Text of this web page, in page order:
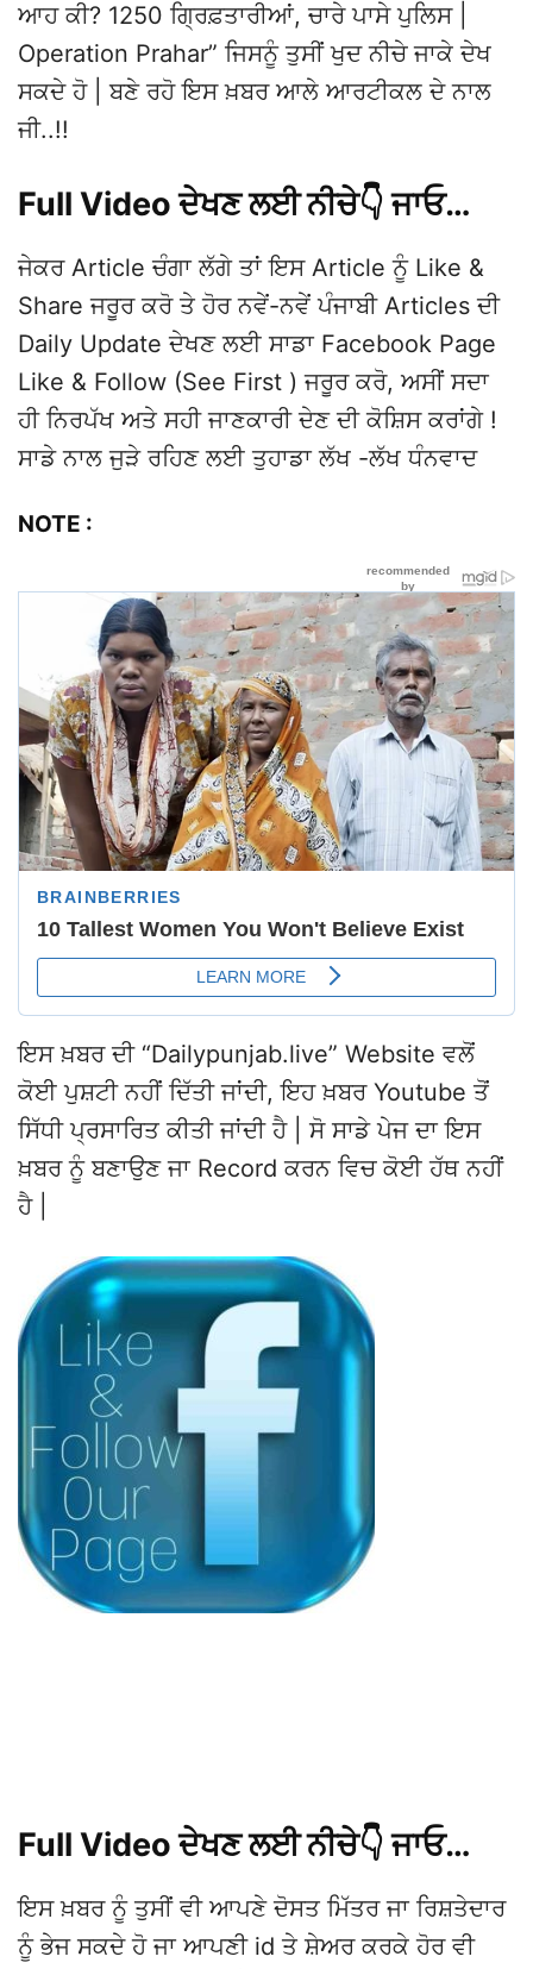
ਆਹ ਕੀ? 1250 ਗ੍ਰਿਫ਼ਤਾਰੀਆਂ, ਚਾਰੇ ਪਾਸੇ ਪੁਲਿਸ |
Operation Prahar” ਜਿਸਨੂੰ ਤੁਸੀਂ ਖੁਦ ਨੀਚੇ ਜਾਕੇ ਦੇਖ
ਸਕਦੇ ਹੋ | ਬਣੇ ਰਹੋ ਇਸ ਖ਼ਬਰ ਆਲੇ ਆਰਟੀਕਲ ਦੇ ਨਾਲ
ਜੀ..!!
Full Video ਦੇਖਣ ਲਈ ਨੀਚੇ👇 ਜਾਓ…
ਜੇਕਰ Article ਚੰਗਾ ਲੱਗੇ ਤਾਂ ਇਸ Article ਨੂੰ Like &
Share ਜਰੂਰ ਕਰੋ ਤੇ ਹੋਰ ਨਵੇਂ-ਨਵੇਂ ਪੰਜਾਬੀ Articles ਦੀ
Daily Update ਦੇਖਣ ਲਈ ਸਾਡਾ Facebook Page
Like & Follow (See First ) ਜਰੂਰ ਕਰੋ, ਅਸੀਂ ਸਦਾ
ਹੀ ਨਿਰਪੱਖ ਅਤੇ ਸਹੀ ਜਾਣਕਾਰੀ ਦੇਣ ਦੀ ਕੋਸ਼ਿਸ ਕਰਾਂਗੇ !
ਸਾਡੇ ਨਾਲ ਜੁੜੇ ਰਹਿਣ ਲਈ ਤੁਹਾਡਾ ਲੱਖ -ਲੱਖ ਧੰਨਵਾਦ
NOTE :
ਇਸ ਖ਼ਬਰ ਦੀ “Dailypunjab.live” Website ਵਲੋਂ
ਕੋਈ ਪੁਸ਼ਟੀ ਨਹੀਂ ਦਿੱਤੀ ਜਾਂਦੀ, ਇਹ ਖ਼ਬਰ Youtube ਤੋਂ
ਸਿੱਧੀ ਪ੍ਰਸਾਰਿਤ ਕੀਤੀ ਜਾਂਦੀ ਹੈ | ਸੋ ਸਾਡੇ ਪੇਜ ਦਾ ਇਸ
ਖ਼ਬਰ ਨੂੰ ਬਣਾਉਣ ਜਾ Record ਕਰਨ ਵਿਚ ਕੋਈ ਹੱਥ ਨਹੀਂ
ਹੈ |
Full Video ਦੇਖਣ ਲਈ ਨੀਚੇ👇 ਜਾਓ…
ਇਸ ਖ਼ਬਰ ਨੂੰ ਤੁਸੀਂ ਵੀ ਆਪਣੇ ਦੋਸਤ ਮਿੱਤਰ ਜਾ ਰਿਸ਼ਤੇਦਾਰ
ਨੂੰ ਭੇਜ ਸਕਦੇ ਹੋ ਜਾ ਆਪਣੀ id ਤੇ ਸ਼ੇਅਰ ਕਰਕੇ ਹੋਰ ਵੀ